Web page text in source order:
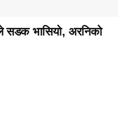
सडक भासियो, अरनिको